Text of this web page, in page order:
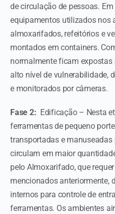
de circulação de pessoas.
equipamentos utilizados nos
almoxarifados, refeitórios e
montados em containers.
normalmente ficam expostas
alto nível de vulnerabilidade,
e monitorados por câmeras.
Fase 2: Edificação – Nesta
ferramentas de pequeno
transportadas e
circulam em maior
pelo Almoxarifado, que
mencionados anteriormente,
internos para controle de
ferramentas. Os ambientes